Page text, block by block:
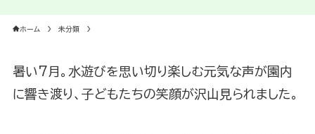
ホーム 未分類
暑い7月。水遊びを思い切り楽しむ元気な声が園内
に響き渡り、子どもたちの笑顔が沢山見られました。